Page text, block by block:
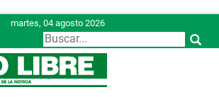
martes, 04 agosto 2026